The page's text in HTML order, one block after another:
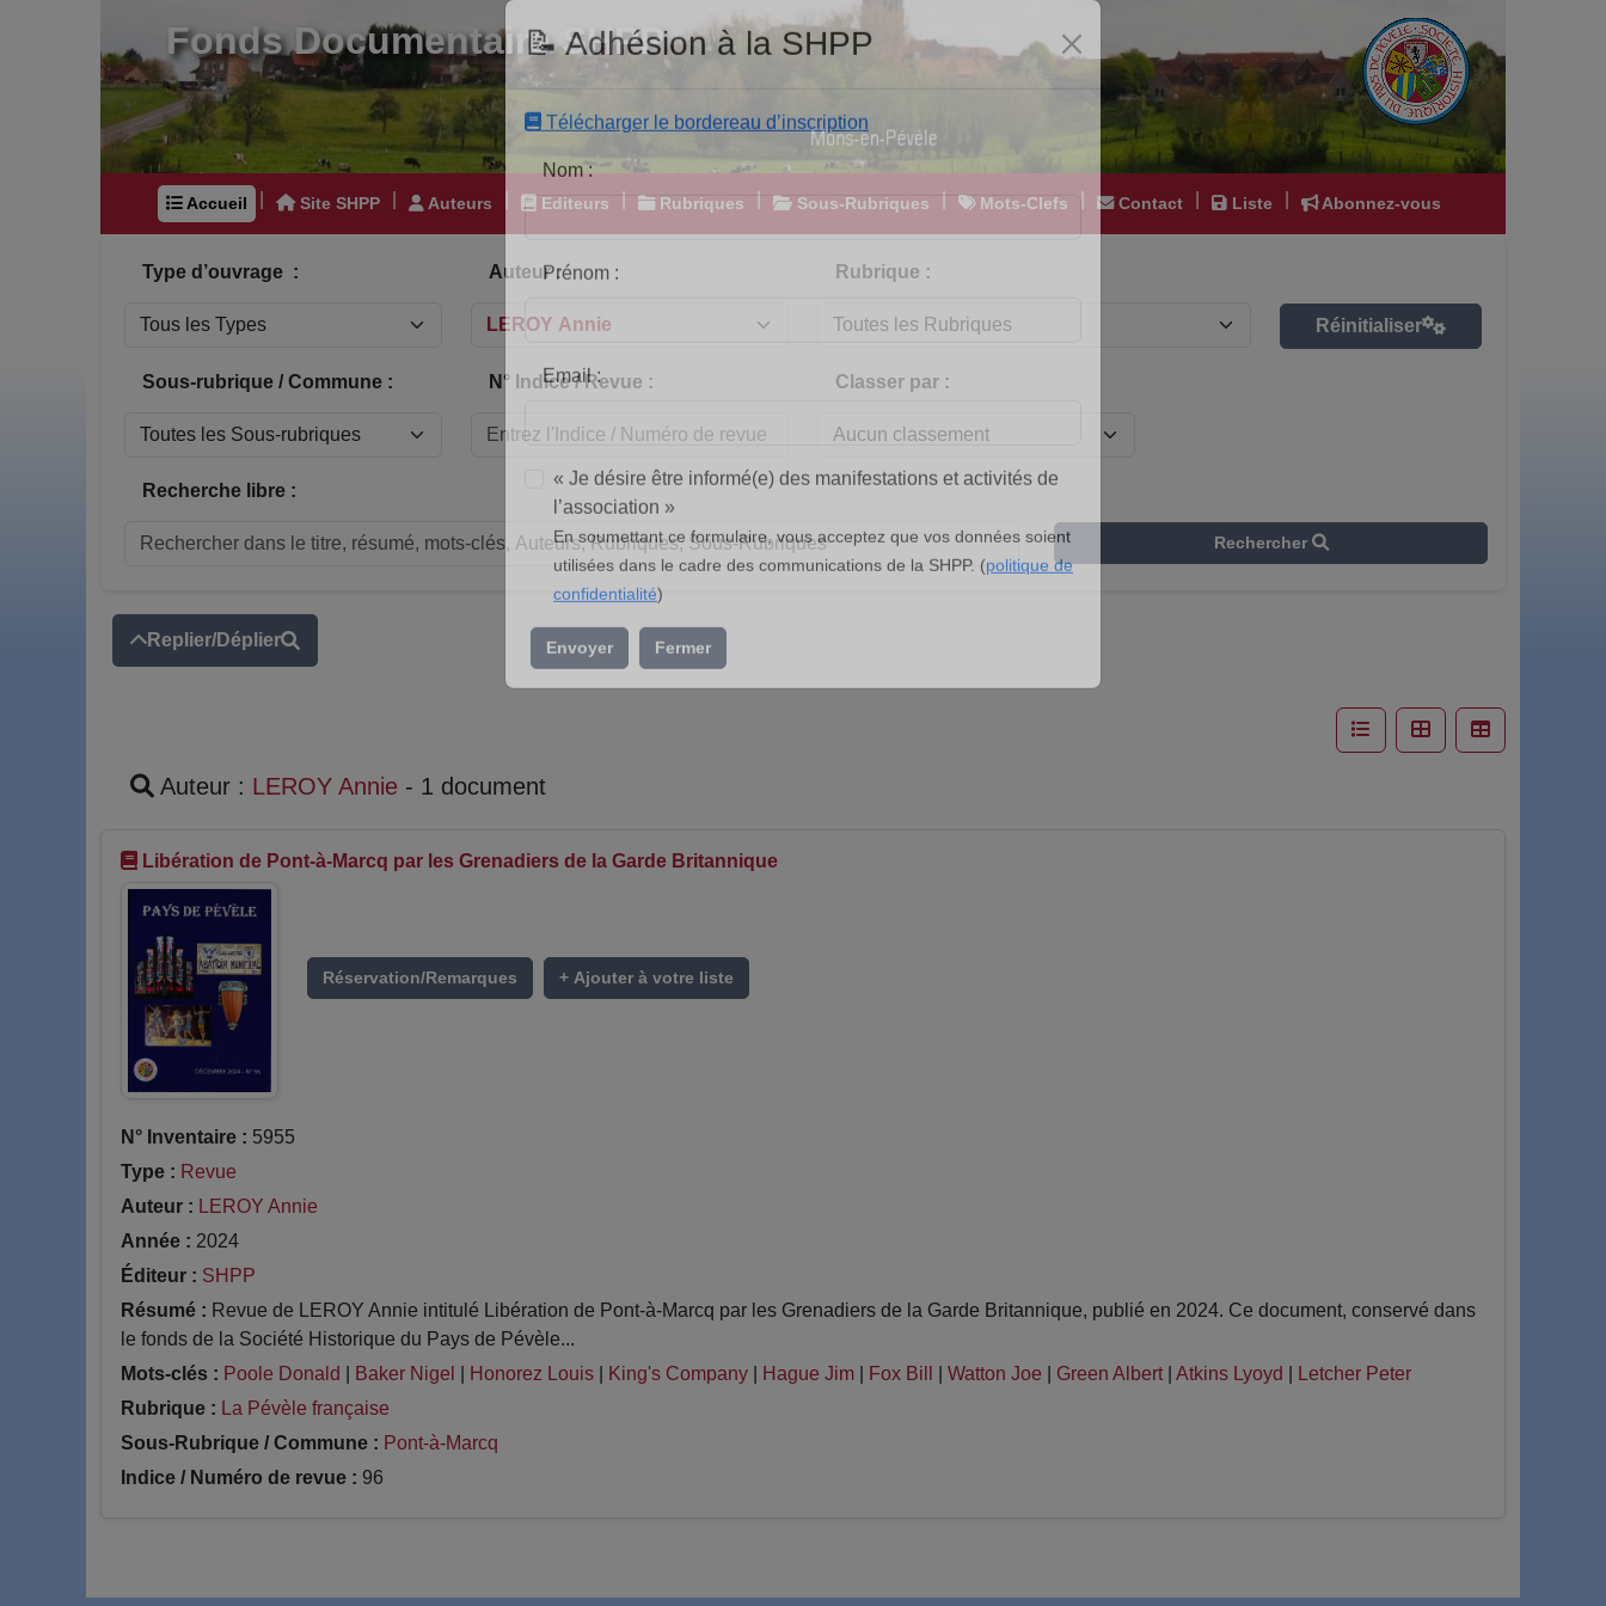
Fonds Documentaire SHPP
Accueil Site SHPP Auteurs Editeurs Rubriques Sous-Rubriques Mots-Clefs Contact Liste Abonnez-vous
Type d’ouvrage : Auteur : Rubrique :
Réinitialiser
Sous-rubrique / Commune : N° Indice / Revue : Classer par :
Recherche libre :
Rechercher
Replier/Déplier
Auteur : LEROY Annie - 1 document
Libération de Pont-à-Marcq par les Grenadiers de la Garde Britannique
Réservation/Remarques + Ajouter à votre liste
N° Inventaire : 5955
Type : Revue
Auteur : LEROY Annie
Année : 2024
Éditeur : SHPP
Résumé : Revue de LEROY Annie intitulé Libération de Pont-à-Marcq par les Grenadiers de la Garde Britannique, publié en 2024. Ce document, conservé dans
le fonds de la Société Historique du Pays de Pévèle...
Mots-clés : Poole Donald Baker Nigel Honorez Louis King's Company Hague Jim Fox Bill Watton Joe Green Albert Atkins Lyoyd
Letcher Peter
Rubrique : La Pévèle française
Sous-Rubrique / Commune : Pont-à-Marcq
Indice / Numéro de revue : 96
📝 Adhésion à la SHPP
Télécharger le bordereau d’inscription
Nom :
« Je désire être informé(e) des manifestations et activités de
l’association »
En soumettant ce formulaire, vous acceptez que vos données soient
utilisées dans le cadre des communications de la SHPP. (
confidentialité)